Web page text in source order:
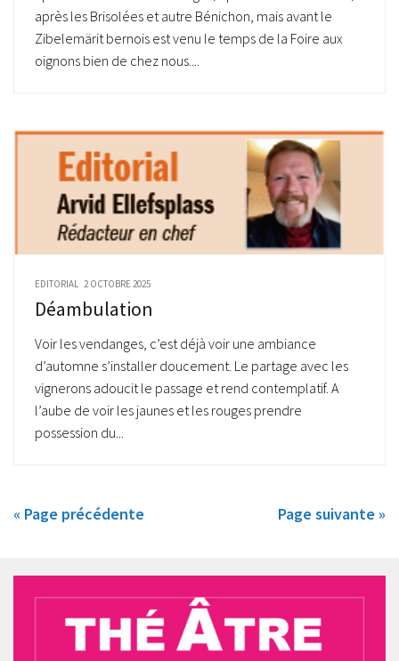
après les Brisolées et autre Bénichon, mais avant le
Zibelemärit bernois est venu le temps de la Foire aux
oignons bien de chez nous....
EDITORIAL 2 OCTOBRE 2025
Déambulation
Voir les vendanges, c’est déjà voir une ambiance
d’automne s’installer doucement. Le partage avec les
vignerons adoucit le passage et rend contemplatif. A
l’aube de voir les jaunes et les rouges prendre
possession du...
« Page précédente Page suivante »